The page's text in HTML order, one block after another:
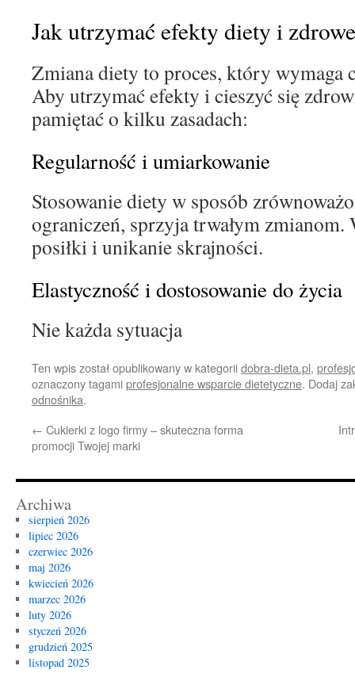
Jak utrzymać efekty diety i
Zmiana diety to proces, który wymaga
Aby utrzymać efekty i cieszyć się
pamiętać o kilku zasadach:
Regularność i umiarkowanie
Stosowanie diety w sposób
ograniczeń, sprzyja trwałym zmianom.
posiłki i unikanie skrajności.
Elastyczność i dostosowanie do życia
Nie każda sytuacja
Ten wpis został opublikowany w kategoriidobra-dieta.pl,
oznaczony tagamiprofesjonalne wsparcie dietetyczne. Dodaj
odnośnika.
← Cukierki z logo firmy – skuteczna forma
promocji Twojej marki
Archiwa
sierpień 2026
lipiec 2026
czerwiec 2026
maj 2026
kwiecień 2026
marzec 2026
luty 2026
styczeń 2026
grudzień 2025
listopad 2025